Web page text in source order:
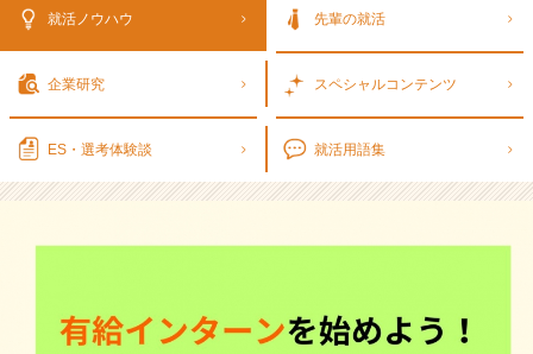
め
を
前
に
就活ノウハウ 先輩の就活
企業研究 スペシャルコンテンツ
ES・選考体験談 就活用語集